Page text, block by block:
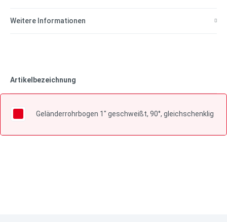
Weitere Informationen
Artikelbezeichnung
Geländerrohrbogen 1" geschweißt, 90°, gleichschenklig